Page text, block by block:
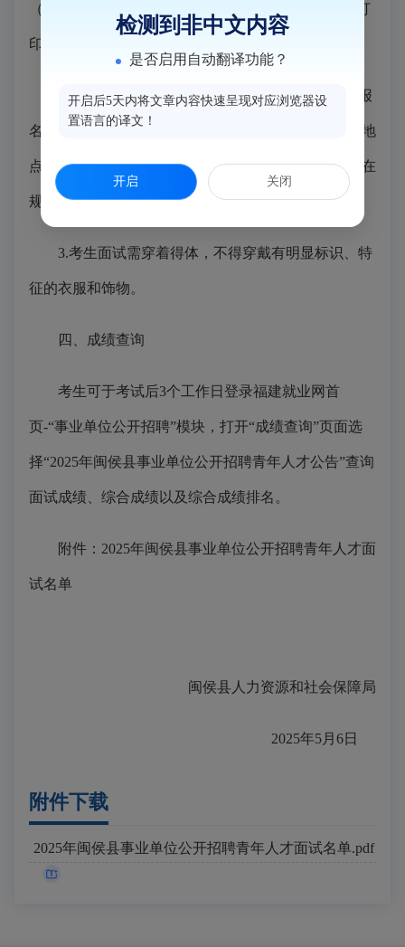
（www.fj99.org.cn）首页“事业单位公开招聘”模块，打
印面试通知书查看具体面试时间、地点。
2.考生凭面试通知书、本人有效居民身份证（与报
名时一致）方可进入考点。考生应提前做好前往面试地
点的交通线路规划，确保准时到达指定集中地点；未在
规定时间到达的，将取消面试资格。
3.考生面试需穿着得体，不得穿戴有明显标识、特
征的衣服和饰物。
四、成绩查询
考生可于考试后3个工作日登录福建就业网首
页-“事业单位公开招聘”模块，打开“成绩查询”页面选
择“2025年闽侯县事业单位公开招聘青年人才公告”查询
面试成绩、综合成绩以及综合成绩排名。
附件：2025年闽侯县事业单位公开招聘青年人才面
试名单
闽侯县人力资源和社会保障局
2025年5月6日
附件下载
2025年闽侯县事业单位公开招聘青年人才面试名单.pdf
检测到非中文内容
是否启用自动翻译功能？
开启后5天内将文章内容快速呈现对应浏览器设
置语言的译文！
开启 关闭